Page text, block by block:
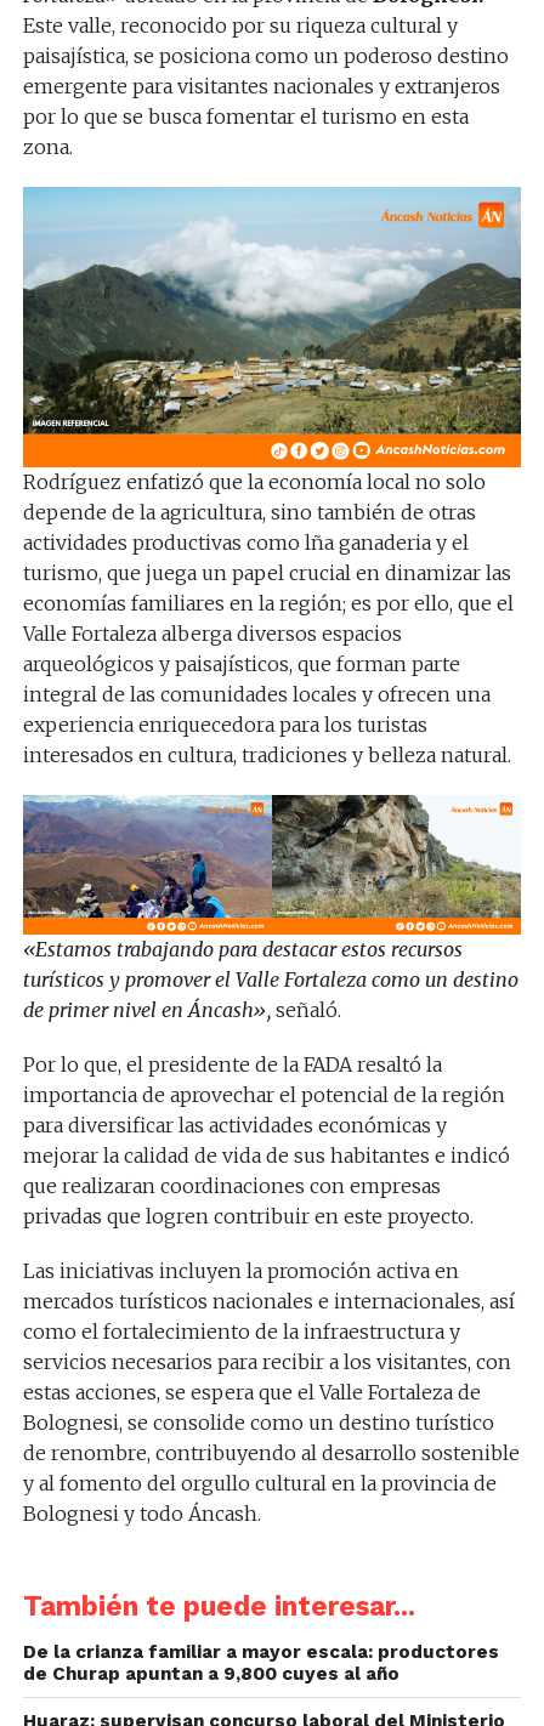
Este valle, reconocido por su riqueza cultural y
paisajística, se posiciona como un poderoso destino
emergente para visitantes nacionales y extranjeros
por lo que se busca fomentar el turismo en esta
zona.
Rodríguez enfatizó que la economía local no solo
depende de la agricultura, sino también de otras
actividades productivas como lña ganaderia y el
turismo, que juega un papel crucial en dinamizar las
economías familiares en la región; es por ello, que el
Valle Fortaleza alberga diversos espacios
arqueológicos y paisajísticos, que forman parte
integral de las comunidades locales y ofrecen una
experiencia enriquecedora para los turistas
interesados en cultura, tradiciones y belleza natural.
«Estamos trabajando para destacar estos recursos
turísticos y promover el Valle Fortaleza como un destino
de primer nivel en Áncash», señaló.
Por lo que, el presidente de la FADA resaltó la
importancia de aprovechar el potencial de la región
para diversificar las actividades económicas y
mejorar la calidad de vida de sus habitantes e indicó
que realizaran coordinaciones con empresas
privadas que logren contribuir en este proyecto.
Las iniciativas incluyen la promoción activa en
mercados turísticos nacionales e internacionales, así
como el fortalecimiento de la infraestructura y
servicios necesarios para recibir a los visitantes, con
estas acciones, se espera que el Valle Fortaleza de
Bolognesi, se consolide como un destino turístico
de renombre, contribuyendo al desarrollo sostenible
y al fomento del orgullo cultural en la provincia de
Bolognesi y todo Áncash.
También te puede interesar...
De la crianza familiar a mayor escala: productores
de Churap apuntan a 9,800 cuyes al año